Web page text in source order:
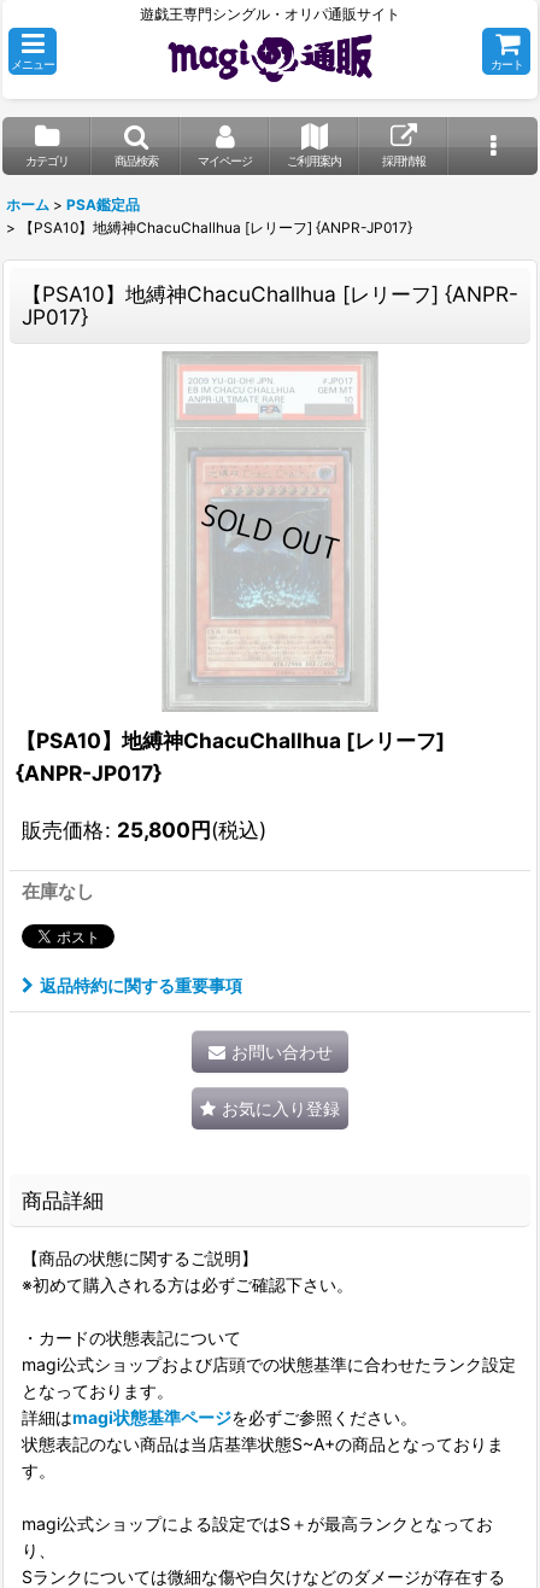
遊戯王専門シングル・オリパ通販サイト
メニュー カート
カテゴリ 商品検索 マイページ ご利用案内 採用情報
ホーム > PSA鑑定品
>
【PSA10】地縛神ChacuChallhua [レリーフ] {ANPR-JP017}
【PSA10】地縛神ChacuChallhua [レリーフ] {ANPR-
JP017}
【PSA10】地縛神ChacuChallhua [レリーフ]
{ANPR-JP017}
販売価格: 25,800円(税込)
在庫なし
返品特約に関する重要事項
お問い合わせ
お気に入り登録
商品詳細
【商品の状態に関するご説明】
※初めて購入される方は必ずご確認下さい。
・カードの状態表記について
magi公式ショップおよび店頭での状態基準に合わせたランク設定
となっております。
詳細はmagi状態基準ページを必ずご参照ください。
状態表記のない商品は当店基準状態S~A+の商品となっておりま
す。
magi公式ショップによる設定ではS＋が最高ランクとなってお
り、
Sランクについては微細な傷や白欠けなどのダメージが存在する